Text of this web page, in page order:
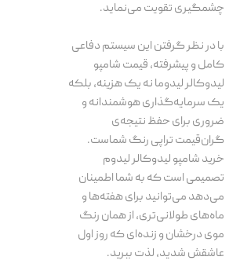
با در نظر گرفتن این سیستم دفاعی
کامل و پیشرفته، قیمت شامپو
لیدوکالر لیدوما نه یک هزینه، بلکه
یک سرمایه‌گذاری هوشمندانه و
ضروری برای حفظ نتیجه‌ی
گران‌قیمت تراپی رنگ شماست.
خرید شامپو لیدوکالر لیدوم
تصمیمی است که به شما اطمینان
می‌دهد می‌توانید برای هفته‌ها و
ماه‌های طولانی‌تری، از همان رنگ
موی درخشان و زنده‌ای که روز اول
عاشقش شدید، لذت ببرید.